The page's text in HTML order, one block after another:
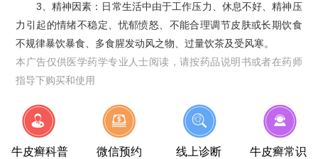
3、精神因素：日常生活中由于工作压力、休息不好、精神压
力引起的情绪不稳定、忧郁愤怒、不能合理调节皮肤或长期饮食
不规律暴饮暴食、多食腥发动风之物、过量饮茶及受风寒。
本广告仅供医学药学专业人士阅读，请按药品说明书或者在药师
指导下购买和使用
牛皮癣科普 微信预约 线上诊断 牛皮癣常识